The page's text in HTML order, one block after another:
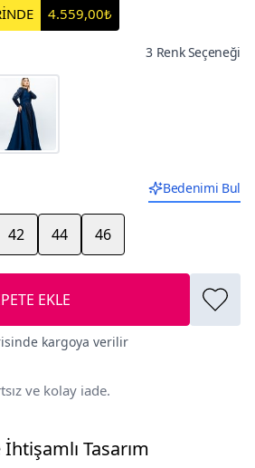
4.559,00₺
3 Renk Seçeneği
Bedenimi Bul
42 44 46
EKLE
kargoya verilir
ve kolay iade.
Tasarım